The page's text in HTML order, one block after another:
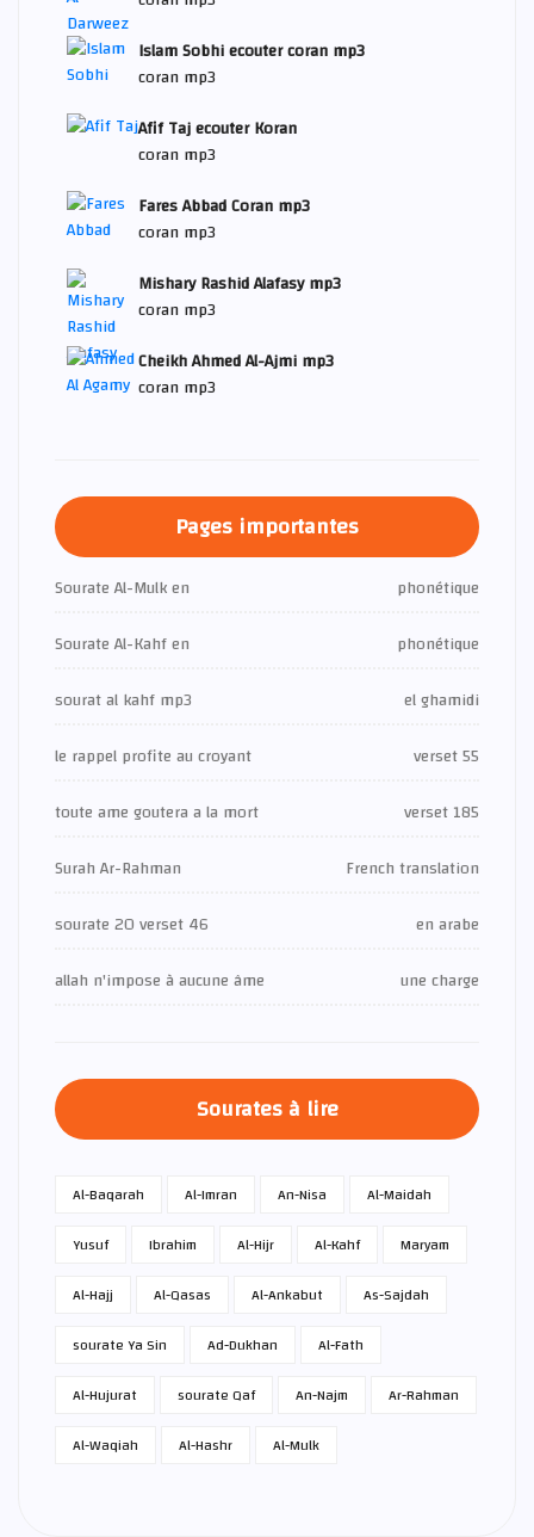
Islam Sobhi ecouter coran mp3
coran mp3
Afif Taj ecouter Koran
coran mp3
Fares Abbad Coran mp3
coran mp3
Mishary Rashid Alafasy mp3
coran mp3
Cheikh Ahmed Al-Ajmi mp3
coran mp3
Pages importantes
Sourate Al-Mulk en
phonétique
Sourate Al-Kahf en
phonétique
sourat al kahf mp3
el ghamidi
le rappel profite au croyant
verset 55
toute ame goutera a la mort
verset 185
Surah Ar-Rahman
French translation
sourate 20 verset 46
en arabe
allah n'impose à aucune âme
une charge
Sourates à lire
Al-Baqarah Al-Imran An-Nisa
Al-Maidah
Yusuf
Ibrahim Al-Hijr Al-Kahf
Maryam
Al-Hajj
Al-Qasas Al-Ankabut
As-Sajdah
sourate Ya Sin
Ad-Dukhan
Al-Fath
Al-Hujurat
sourate Qaf An-Najm
Ar-Rahman
Al-Waqiah
Al-Hashr Al-Mulk